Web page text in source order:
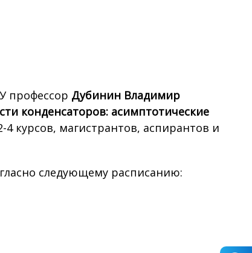
профессор Дубинин Владимир
конденсаторов: асимптотические
4 курсов, магистрантов, аспирантов и
следующему расписанию: